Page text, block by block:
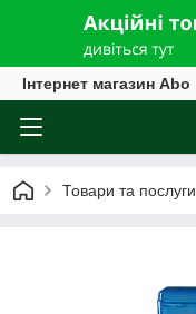
Інтернет магазин Abo
Товари та послуги